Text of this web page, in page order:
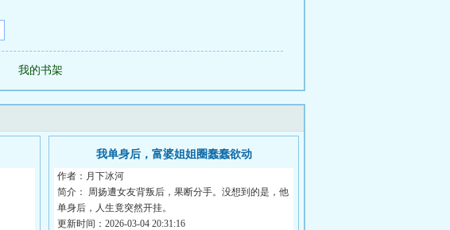
我的书架
我单身后，富婆姐姐圈蠢蠢欲动
作者：月下冰河
简介： 周扬遭女友背叛后，果断分手。没想到的是，他
单身后，人生竟突然开挂。
更新时间：2026-03-04 20:31:16